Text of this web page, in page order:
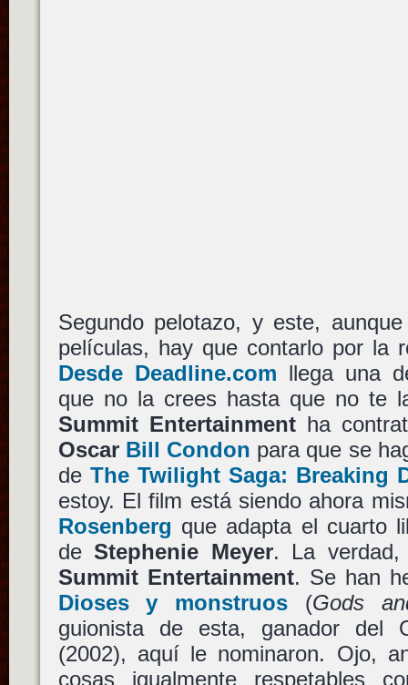
Segundo pelotazo, y este,
películas, hay que contarlo por la
Desde Deadline.com llega una
que no la crees hasta que no te
Summit Entertainmentha
Oscar Bill Condon para que se
de The Twilight Saga: Breaking
estoy. El film está siendo ahora
Rosenberg que adapta el cuarto
deStephenie Meyer. La verdad,
Summit Entertainment. Se han
Dioses y monstruos (Gods
guionista de esta, ganador
(2002), aquí le nominaron. Ojo,
cosas igualmente respetables